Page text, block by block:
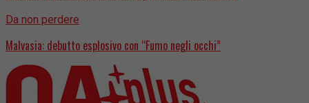
Da non perdere
Malvasia: debutto esplosivo con “Fumo negli occhi”